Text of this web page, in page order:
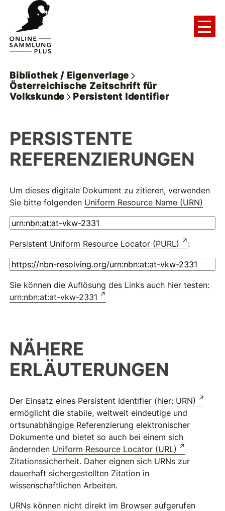
Bibliothek / Eigenverlage
Österreichische Zeitschrift für
Volkskunde
Persistent Identifier
PERSISTENTE
REFERENZIERUNGEN
Um dieses digitale Dokument zu zitieren, verwenden
Sie bitte folgenden Uniform Resource Name (URN)
Persistent Uniform Resource Locator (PURL) :
Sie können die Auflösung des Links auch hier testen:
urn:nbn:at:at-vkw-2331
NÄHERE
ERLÄUTERUNGEN
Der Einsatz eines Persistent Identifier (hier: URN)
ermöglicht die stabile, weltweit eindeutige und
ortsunabhängige Referenzierung elektronischer
Dokumente und bietet so auch bei einem sich
ändernden Uniform Resource Locator (URL)
Zitationssicherheit. Daher eignen sich URNs zur
dauerhaft sichergestellten Zitation in
wissenschaftlichen Arbeiten.
URNs können nicht direkt im Browser aufgerufen